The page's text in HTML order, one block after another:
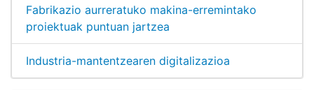
Fabrikazio aurreratuko makina-erremintako
proiektuak puntuan jartzea
Industria-mantentzearen digitalizazioa